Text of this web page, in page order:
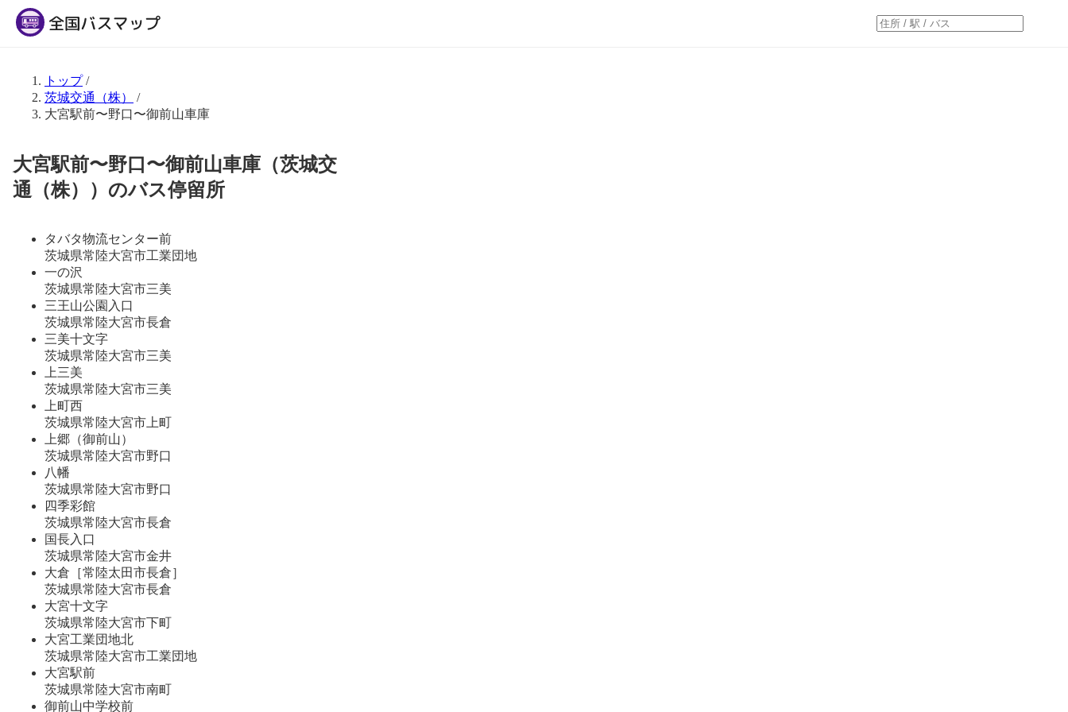
トップ/
茨城交通（株）
/
大宮駅前〜野口〜御前山車庫
大宮駅前〜野口〜御前山車庫（茨城交
通（株））のバス停留所
タバタ物流センター前
茨城県常陸大宮市工業団地
一の沢
茨城県常陸大宮市三美
三王山公園入口
茨城県常陸大宮市長倉
三美十文字
茨城県常陸大宮市三美
上三美
茨城県常陸大宮市三美
上町西
茨城県常陸大宮市上町
上郷（御前山）
茨城県常陸大宮市野口
八幡
茨城県常陸大宮市野口
四季彩館
茨城県常陸大宮市長倉
国長入口
茨城県常陸大宮市金井
大倉［常陸太田市長倉］
茨城県常陸大宮市長倉
大宮十文字
茨城県常陸大宮市下町
大宮工業団地北
茨城県常陸大宮市工業団地
大宮駅前
茨城県常陸大宮市南町
御前山中学校前